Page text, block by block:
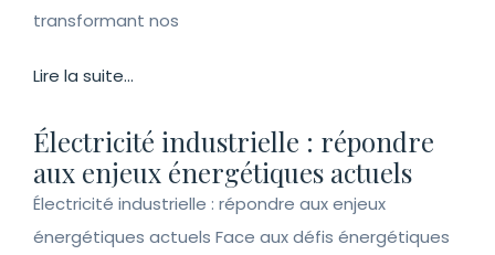
transformant nos
Lire la suite...
Électricité industrielle : répondre
aux enjeux énergétiques actuels
Électricité industrielle : répondre aux enjeux
énergétiques actuels Face aux défis énergétiques